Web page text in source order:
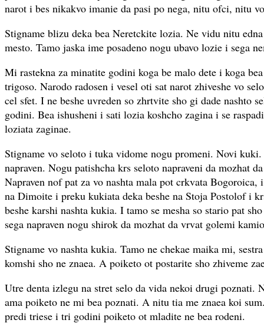
narot i bes nikakvo imanie da pasi po nega, nitu ofci, nitu
Stigname blizu deka bea Neretckite lozia. Ne vidu nitu
mesto. Tamo jaska ime posadeno nogu ubavo lozie i sega
Mi rastekna za minatite godini koga be malo dete i koga
trigoso. Narodo radosen i vesel oti sat narot zhiveshe vo
cel sfet. I ne beshe uvreden so zhrtvite sho gi dade nashto
godini. Bea ishusheni i sati lozia koshcho zagina i se
loziata zaginae.
Stigname vo seloto i tuka vidome nogu promeni. Novi
napraven. Nogu patishcha krs seloto napraveni da mozhat
Napraven nof pat za vo nashta mala pot crkvata Bogoroica,
na Dimoite i preku kukiata deka beshe na Stoja Postolof i
beshe karshi nashta kukia. I tamo se mesha so stario pat
sega napraven nogu shirok da mozhat da vrvat golemi
Stigname vo nashta kukia. Tamo ne chekae maika mi,
komshi sho ne znaea. A poiketo ot postarite sho zhiveme
Utre denta izlegu na stret selo da vida nekoi drugi poznati.
ama poiketo ne mi bea poznati. A nitu tia me znaea koi
predi triese i tri godini poiketo ot mladite ne bea rodeni.